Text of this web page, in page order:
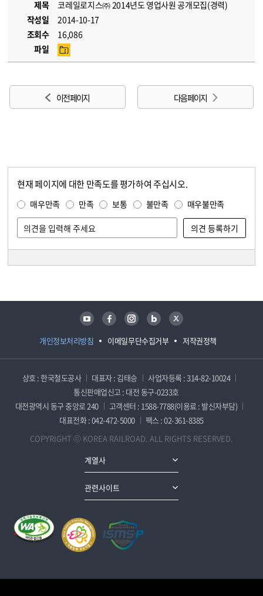
제목
코레일로지스㈜ 2014년도 영업사원 공개모집(경력)
작성일
2014-10-17
조회수
16,086
파일
이전 페이지 다음 페이지
현재 페이지에 대한 만족도를 평가하여 주십시오.
매우만족 만족 보통 불만족 매우불만족
개인정보처리방침 이메일무단수집거부 저작권정책
유튜브 페이스북 인스타그램 블로그 트위터
상호 : 한국철도공사 대표자 : 김태승
사업자등록 : 314-82-10024
통신판매업신고 : 대전 동구-0233호
대전광역시 동구 중앙로 240
고객센터 : 1588-7788(이용료 : 발신자부담)
대표전화 : 042-472-5000
팩스 : 02-361-8385
COPYRIGHT ⓒ KOREA RAILROAD. ALL RIGHTS RESERVED.
계열사
관련사이트